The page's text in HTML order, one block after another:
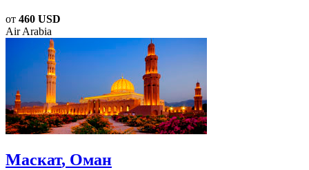
от 460 USD
Air Arabia
Маскат, Оман